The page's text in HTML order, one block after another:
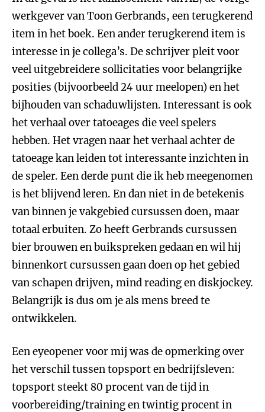
werkgever van Toon Gerbrands, een terugkerend
item in het boek. Een ander terugkerend item is
interesse in je collega’s. De schrijver pleit voor
veel uitgebreidere sollicitaties voor belangrijke
posities (bijvoorbeeld 24 uur meelopen) en het
bijhouden van schaduwlijsten. Interessant is ook
het verhaal over tatoeages die veel spelers
hebben. Het vragen naar het verhaal achter de
tatoeage kan leiden tot interessante inzichten in
de speler. Een derde punt die ik heb meegenomen
is het blijvend leren. En dan niet in de betekenis
van binnen je vakgebied cursussen doen, maar
totaal erbuiten. Zo heeft Gerbrands cursussen
bier brouwen en buikspreken gedaan en wil hij
binnenkort cursussen gaan doen op het gebied
van schapen drijven, mind reading en diskjockey.
Belangrijk is dus om je als mens breed te
ontwikkelen.
Een eyeopener voor mij was de opmerking over
het verschil tussen topsport en bedrijfsleven:
topsport steekt 80 procent van de tijd in
voorbereiding/training en twintig procent in